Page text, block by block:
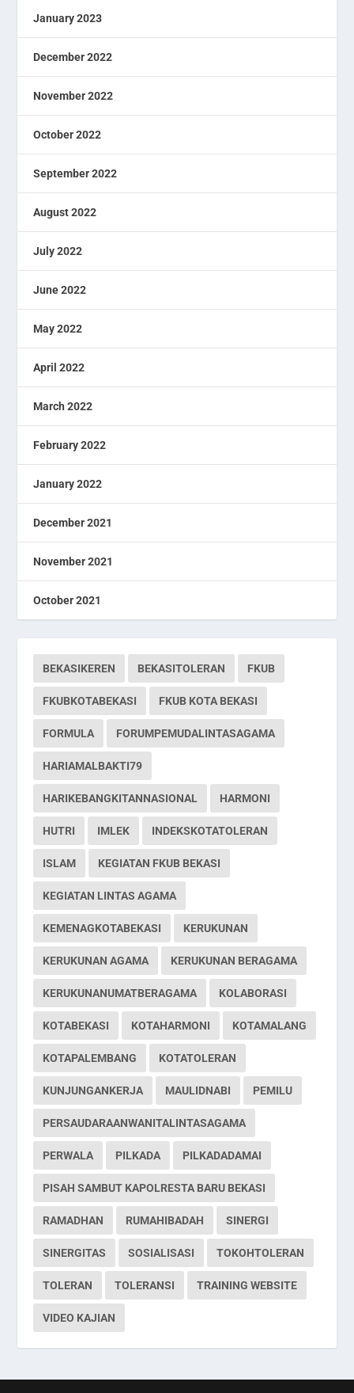
January 2023
December 2022
November 2022
October 2022
September 2022
August 2022
July 2022
June 2022
May 2022
April 2022
March 2022
February 2022
January 2022
December 2021
November 2021
October 2021
BEKASIKEREN BEKASITOLERAN FKUB
FKUBKOTABEKASI FKUB KOTA BEKASI
FORMULA FORUMPEMUDALINTASAGAMA
HARIAMALBAKTI79
HARIKEBANGKITANNASIONAL HARMONI
HUTRI IMLEK INDEKSKOTATOLERAN
ISLAM KEGIATAN FKUB BEKASI
KEGIATAN LINTAS AGAMA
KEMENAGKOTABEKASI KERUKUNAN
KERUKUNAN AGAMA KERUKUNAN BERAGAMA
KERUKUNANUMATBERAGAMA KOLABORASI
KOTABEKASI KOTAHARMONI KOTAMALANG
KOTAPALEMBANG KOTATOLERAN
KUNJUNGANKERJA MAULIDNABI PEMILU
PERSAUDARAANWANITALINTASAGAMA
PERWALA PILKADA PILKADADAMAI
PISAH SAMBUT KAPOLRESTA BARU BEKASI
RAMADHAN RUMAHIBADAH SINERGI
SINERGITAS SOSIALISASI TOKOHTOLERAN
TOLERAN TOLERANSI TRAINING WEBSITE
VIDEO KAJIAN